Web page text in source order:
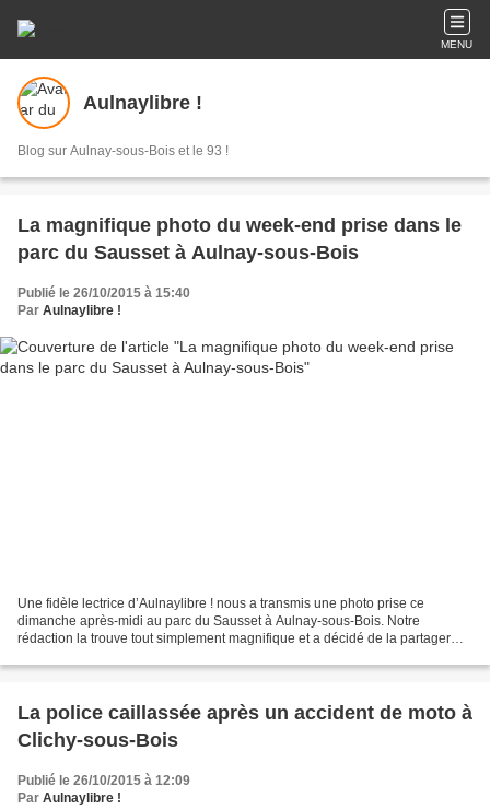
MENU
Aulnaylibre !
Blog sur Aulnay-sous-Bois et le 93 !
La magnifique photo du week-end prise dans le
parc du Sausset à Aulnay-sous-Bois
Publié le 26/10/2015 à 15:40
Par Aulnaylibre !
Une fidèle lectrice d’Aulnaylibre ! nous a transmis une photo prise ce
dimanche après-midi au parc du Sausset à Aulnay-sous-Bois. Notre
rédaction la trouve tout simplement magnifique et a décidé de la partager
La police caillassée après un accident de moto à
Clichy-sous-Bois
Publié le 26/10/2015 à 12:09
Par Aulnaylibre !